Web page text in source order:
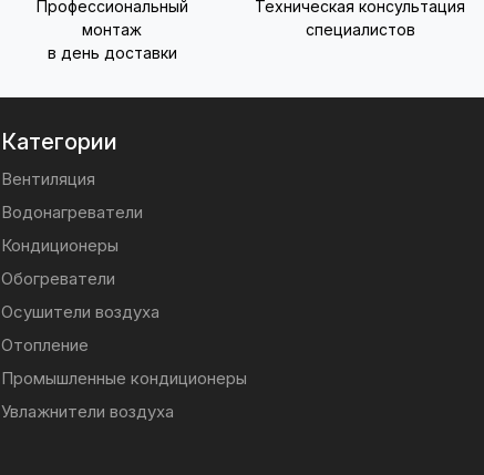
Профессиональный
монтаж
в день доставки
Техническая консультация
специалистов
Категории
Вентиляция
Водонагреватели
Кондиционеры
Обогреватели
Осушители воздуха
Отопление
Промышленные кондиционеры
Увлажнители воздуха